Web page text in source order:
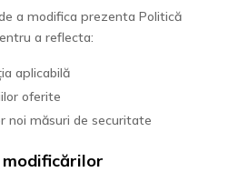
a modifica prezenta Politică
a reflecta:
aplicabilă
oferite
noi măsuri de securitate